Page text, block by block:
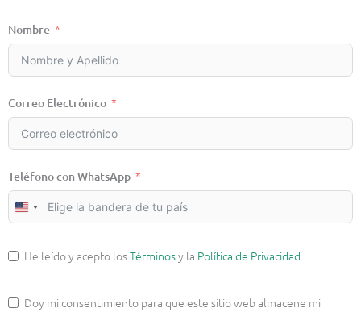
Nombre
Correo Electrónico
Teléfono con WhatsApp
UNITED
+1
He leído y acepto losTérminosy la Política de Privacidad
Doy mi consentimiento para que este sitio web almacene mi